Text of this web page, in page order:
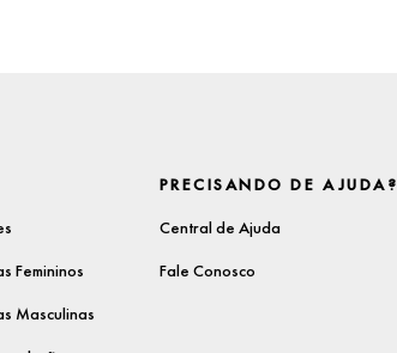
Femininos
Masculinas
PRECISANDO DE AJUDA?
Central de Ajuda
Fale Conosco